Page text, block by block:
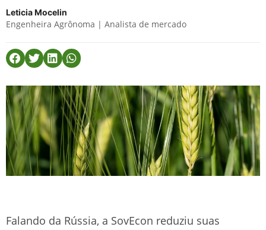
Leticia Mocelin
Engenheira Agrônoma | Analista de mercado
Falando da Rússia, a SovEcon reduziu suas